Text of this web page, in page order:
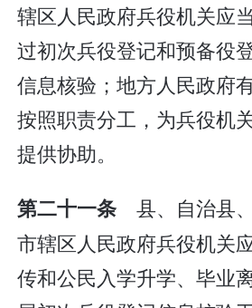
辖区人民政府兵役机关应
过初次兵役登记和预备役
信息核验；地方人民政府
按照职责分工，为兵役机
提供协助。
第二十一条 县、自治县
市辖区人民政府兵役机关
传和公民入学升学、毕业